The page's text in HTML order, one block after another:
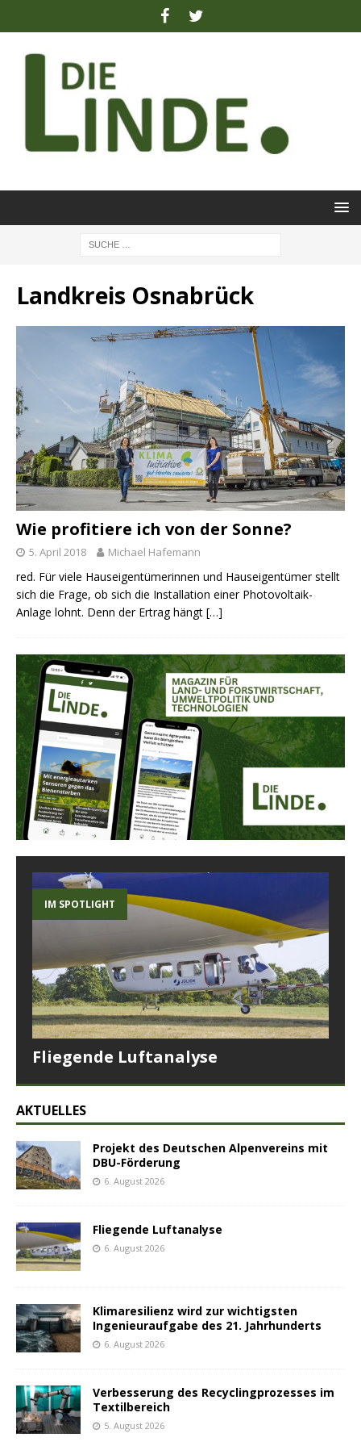
Landkreis Osnabrück
Wie profitiere ich von der Sonne?
5. April 2018 Michael Hafemann
red. Für viele Hauseigentümerinnen und Hauseigentümer stellt
sich die Frage, ob sich die Installation einer Photovoltaik-
Anlage lohnt. Denn der Ertrag hängt […]
IM SPOTLIGHT
Fliegende Luftanalyse
AKTUELLES
Projekt des Deutschen Alpenvereins mit
DBU-Förderung
6. August 2026
Fliegende Luftanalyse
6. August 2026
Klimaresilienz wird zur wichtigsten
Ingenieuraufgabe des 21. Jahrhunderts
6. August 2026
Verbesserung des Recyclingprozesses im
Textilbereich
5. August 2026